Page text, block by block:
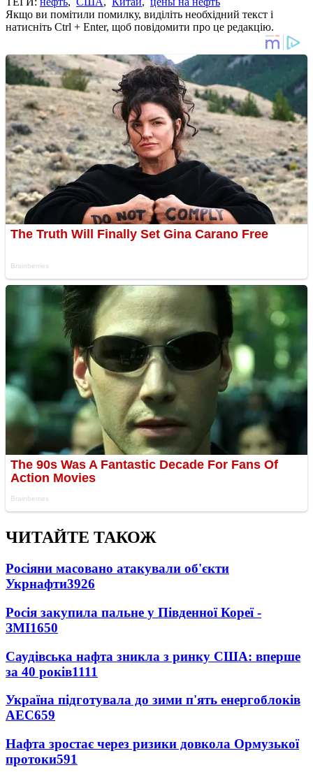
Якщо ви помітили помилку, виділіть необхідний текст і
натисніть Ctrl + Enter, щоб повідомити про це редакцію.
ЧИТАЙТЕ ТАКОЖ
Росіяни масовано атакували об'єкти
Укрнафти3926
Росія закупила пальне у Південної Кореї -
ЗМІ1650
Саудівська нафта зникла з ринку США: вперше
за 40 років1111
Україна підготувала до зими п'ять енергоблоків
АЕС659
Нафта зростає через ризики довкола Ормузької
протоки591